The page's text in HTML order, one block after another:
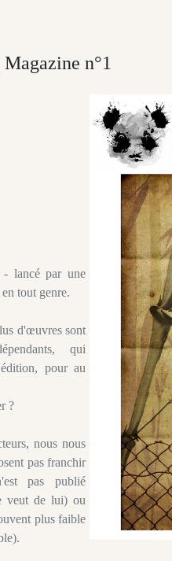
n°1
lancé par une
tout genre.
d'œuvres sont
qui
pour au
?
nous nous
pas franchir
pas publié
veut de lui) ou
plus faible